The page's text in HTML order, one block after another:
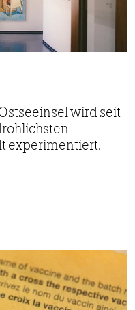
wird seit
experimentiert.